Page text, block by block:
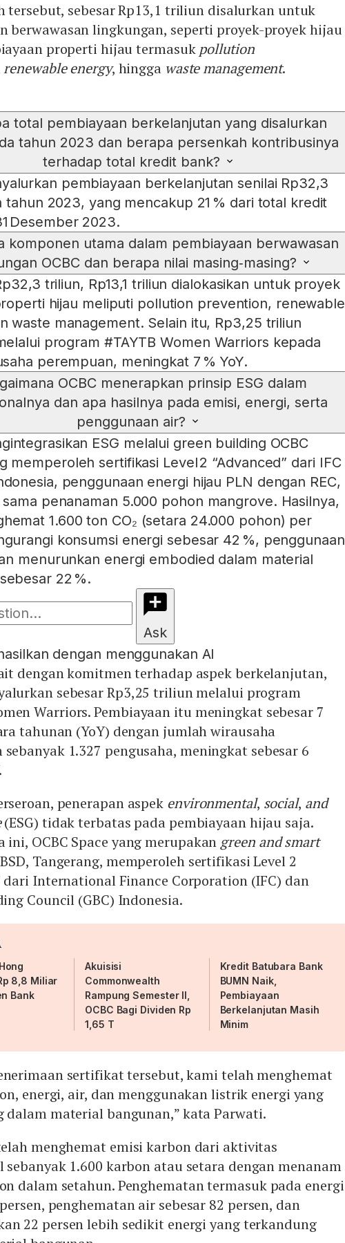
tersebut, sebesar Rp13,1 triliun disalurkan untuk
berwawasan lingkungan, seperti proyek-proyek hijau
properti hijau termasuk pollution
renewable energy, hingga waste management.
total pembiayaan berkelanjutan yang disalurkan
tahun 2023 dan berapa persenkah kontribusinya
terhadap total kredit bank?
pembiayaan berkelanjutan senilai Rp32,3
tahun 2023, yang mencakup 21 % dari total kredit
Desember 2023.
komponen utama dalam pembiayaan berwawasan
OCBC dan berapa nilai masing‑masing?
triliun, Rp13,1 triliun dialokasikan untuk proyek
hijau meliputi pollution prevention, renewable
waste management. Selain itu, Rp3,25 triliun
program #TAYTB Women Warriors kepada
perempuan, meningkat 7 % YoY.
OCBC menerapkan prinsip ESG dalam
dan apa hasilnya pada emisi, energi, serta
penggunaan air?
ESG melalui green building OCBC
memperoleh sertifikasi Level 2 “Advanced” dari IFC
penggunaan energi hijau PLN dengan REC,
penanaman 5.000 pohon mangrove. Hasilnya,
1.600 ton CO₂ (setara 24.000 pohon) per
konsumsi energi sebesar 42 %, penggunaan
menurunkan energi embodied dalam material
22 %.
Ask
dengan menggunakan AI
dengan komitmen terhadap aspek berkelanjutan,
sebesar Rp3,25 triliun melalui program
Warriors. Pembiayaan itu meningkat sebesar 7
tahunan (YoY) dengan jumlah wirausaha
1.327 pengusaha, meningkat sebesar 6
penerapan aspek environmental, social, and
(ESG) tidak terbatas pada pembiayaan hijau saja.
ini, OCBC Space yang merupakan green and smart
Tangerang, memperoleh sertifikasi Level 2
dari International Finance Corporation (IFC) dan
Council (GBC) Indonesia.
8,8 Miliar
Bank
Akuisisi
Commonwealth
Rampung Semester II,
OCBC Bagi Dividen Rp
1,65 T
Kredit Batubara Bank
BUMN Naik,
Pembiayaan
Berkelanjutan Masih
Minim
sertifikat tersebut, kami telah menghemat
energi, air, dan menggunakan listrik energi yang
dalam material bangunan,” kata Parwati.
menghemat emisi karbon dari aktivitas
sebanyak 1.600 karbon atau setara dengan menanam
dalam setahun. Penghematan termasuk pada energi
penghematan air sebesar 82 persen, dan
22 persen lebih sedikit energi yang terkandung